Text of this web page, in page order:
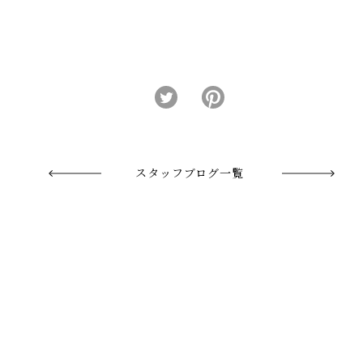
スタッフブログ一覧